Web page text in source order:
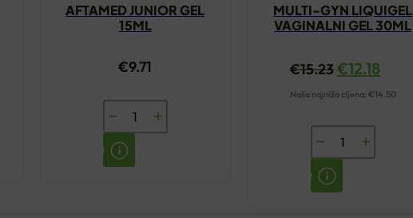
AFTAMED JUNIOR GEL
15ML
€9.71
AFTAMED
JUNIOR
GEL
MULTI-GYN LIQUIGEL
VAGINALNI GEL 30ML
€15.23€12.18
Naša najniža cijena: €14.50
MULTI-
GYN
LIQUIGEL